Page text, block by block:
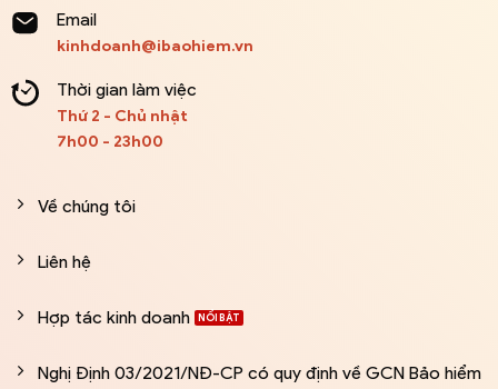
Email
kinhdoanh@ibaohiem.vn
Thời gian làm việc
Thứ 2 - Chủ nhật
7h00 - 23h00
Về chúng tôi
Liên hệ
Hợp tác kinh doanh
Nghị Định 03/2021/NĐ-CP có quy định về GCN Bảo hiểm